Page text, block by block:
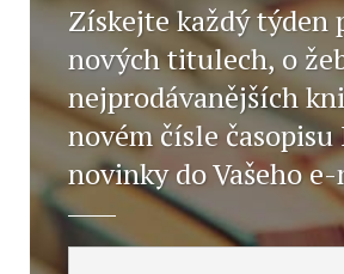
Získejte každý týden
nových titulech, o
nejprodávanějších
novém čísle
novinky do Vašeho